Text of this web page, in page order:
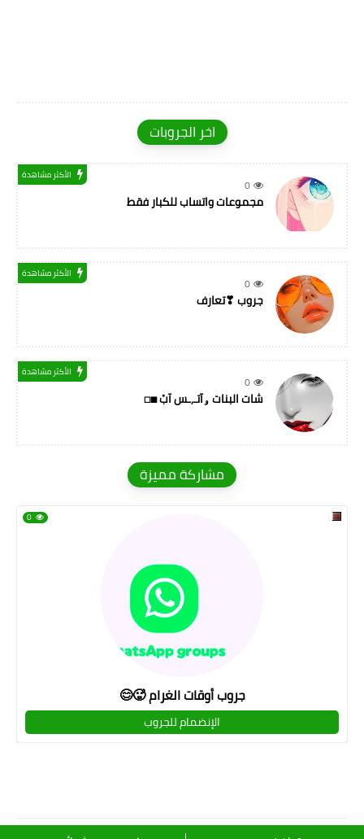
اخر الجروبات
0
الأكثر مشاهدة
مجموعات واتساب للكبار فقط
0
الأكثر مشاهدة
جروب ❣تعارف
0
الأكثر مشاهدة
شات البنات ۅآتـ,ـس آبْ ◼◻
مشاركة مميزة
جروب أوقات الغرام 🥵😊
0
الإنضمام للجروب
قروبات لميـــــ💜ــــــــس